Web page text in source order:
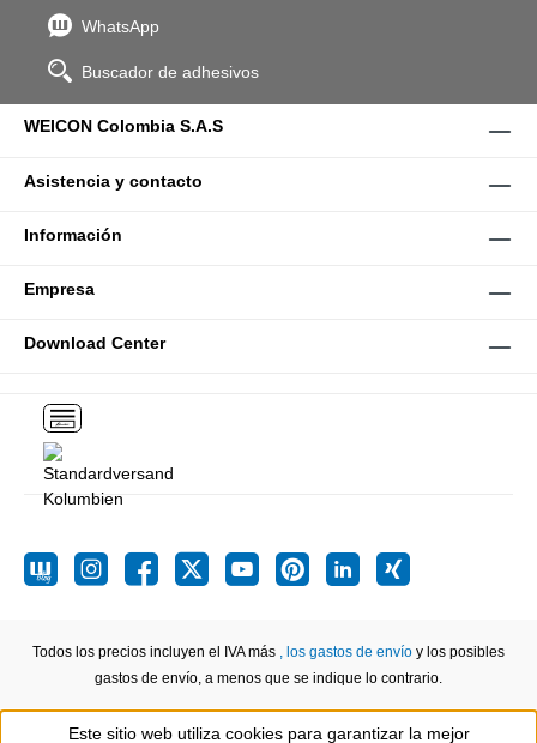
WhatsApp
Buscador de adhesivos
WEICON Colombia S.A.S
Asistencia y contacto
Información
Empresa
Download Center
Todos los precios incluyen el IVA más , los gastos de envío y los posibles
gastos de envío, a menos que se indique lo contrario.
Este sitio web utiliza cookies para garantizar la mejor